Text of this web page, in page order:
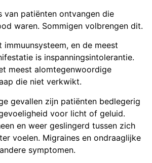
van patiënten ontvangen die
waren. Sommigen volbrengen dit.
immuunsysteem, en de meest
is inspanningsintolerantie.
meest alomtegenwoordige
die niet verkwikt.
gevallen zijn patiënten bedlegerig
voor licht of geluid.
en weer geslingerd tussen zich
voelen. Migraines en ondraaglijke
symptomen.